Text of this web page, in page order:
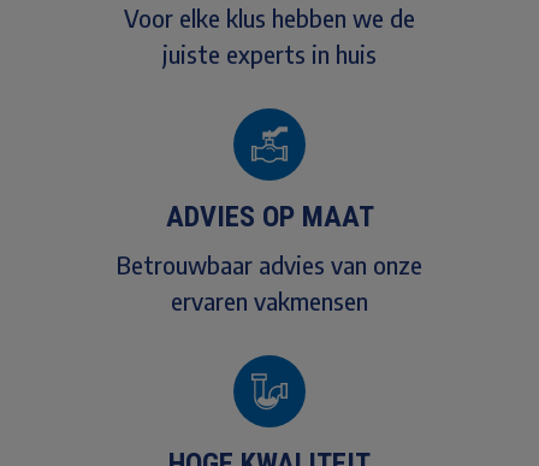
Voor elke klus hebben we de
juiste experts in huis
ADVIES OP MAAT
Betrouwbaar advies van onze
ervaren vakmensen